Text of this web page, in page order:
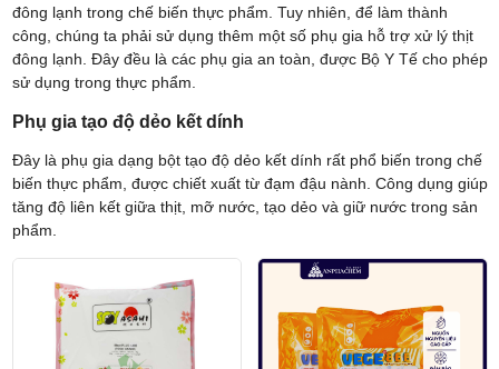
đông lạnh trong chế biến thực phẩm. Tuy nhiên, để làm thành
công, chúng ta phải sử dụng thêm một số phụ gia hỗ trợ xử lý thịt
đông lạnh. Đây đều là các phụ gia an toàn, được Bộ Y Tế cho phép
sử dụng trong thực phẩm.
Phụ gia tạo độ dẻo kết dính
Đây là phụ gia dạng bột tạo độ dẻo kết dính rất phổ biến trong chế
biến thực phẩm, được chiết xuất từ đạm đậu nành. Công dụng giúp
tăng độ liên kết giữa thịt, mỡ nước, tạo dẻo và giữ nước trong sản
phẩm.